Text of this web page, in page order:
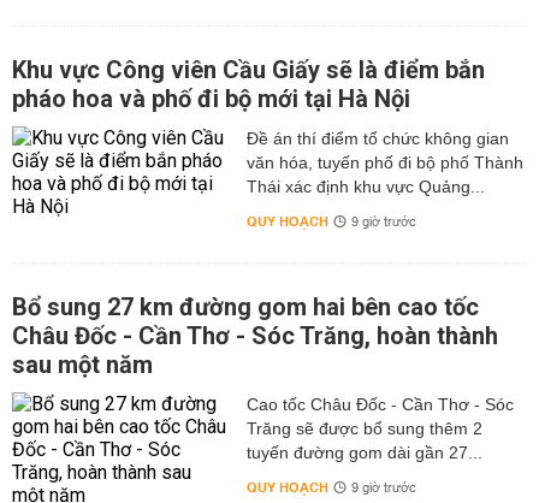
Khu vực Công viên Cầu Giấy sẽ là điểm bắn
pháo hoa và phố đi bộ mới tại Hà Nội
Đề án thí điểm tổ chức không gian
văn hóa, tuyến phố đi bộ phố Thành
Thái xác định khu vực Quảng...
QUY HOẠCH 9 giờ trước
Bổ sung 27 km đường gom hai bên cao tốc
Châu Đốc - Cần Thơ - Sóc Trăng, hoàn thành
sau một năm
Cao tốc Châu Đốc - Cần Thơ - Sóc
Trăng sẽ được bổ sung thêm 2
tuyến đường gom dài gần 27...
QUY HOẠCH 9 giờ trước